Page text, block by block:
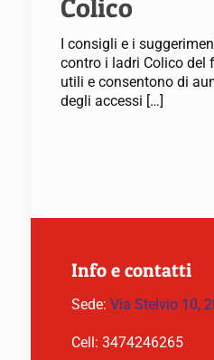
Colico
I consigli e i
contro i ladri Colico del
utili e consentono di
degli accessi […]
Info e contatti
Sede: Via Stelvio 10,
Cell: 3474246265